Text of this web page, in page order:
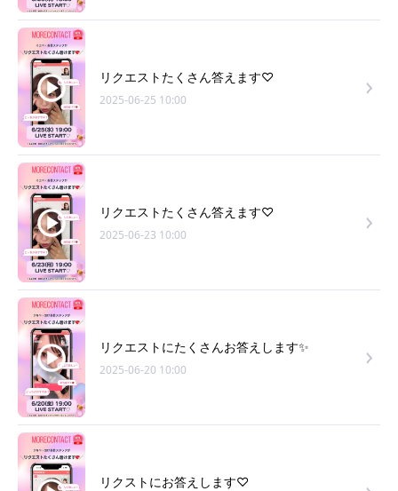
リクエストたくさん答えます♡
2025-06-25 10:00
リクエストたくさん答えます♡
2025-06-23 10:00
リクエストにたくさんお答えします✨
2025-06-20 10:00
リクストにお答えします♡